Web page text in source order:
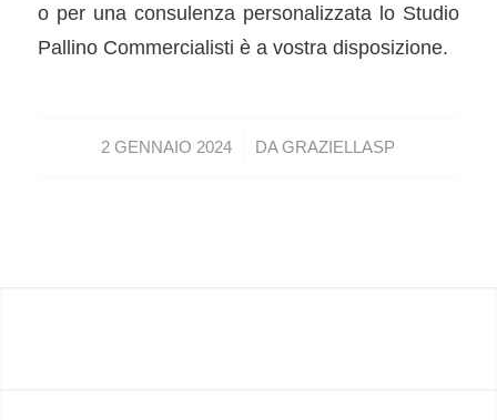
o per una consulenza personalizzata lo Studio
Pallino Commercialisti è a vostra disposizione.
2 GENNAIO 2024
/ DAGRAZIELLASP